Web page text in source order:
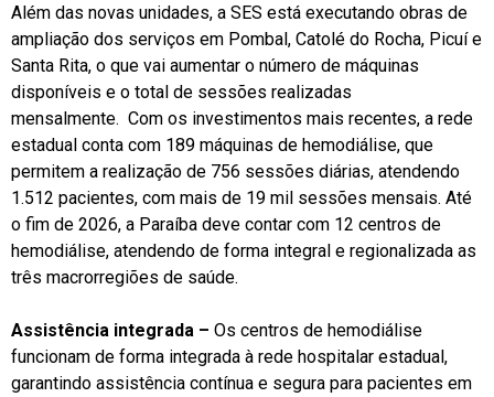
Além das novas unidades, a SES está executando obras de
ampliação dos serviços em Pombal, Catolé do Rocha, Picuí e
Santa Rita, o que vai aumentar o número de máquinas
disponíveis e o total de sessões realizadas
mensalmente. Com os investimentos mais recentes, a rede
estadual conta com 189 máquinas de hemodiálise, que
permitem a realização de 756 sessões diárias, atendendo
1.512 pacientes, com mais de 19 mil sessões mensais. Até
o fim de 2026, a Paraíba deve contar com 12 centros de
hemodiálise, atendendo de forma integral e regionalizada as
três macrorregiões de saúde.
Assistência integrada – Os centros de hemodiálise
funcionam de forma integrada à rede hospitalar estadual,
garantindo assistência contínua e segura para pacientes em